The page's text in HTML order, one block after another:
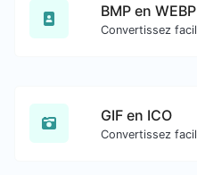
BMP en WEBP
GIF en ICO